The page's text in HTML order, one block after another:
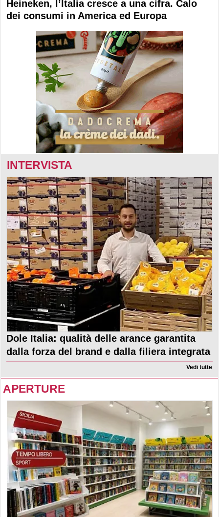
Heineken, l’Italia cresce a una cifra. Calo
dei consumi in America ed Europa
INTERVISTA
Dole Italia: qualità delle arance garantita
dalla forza del brand e dalla filiera integrata
Vedi tutte
APERTURE